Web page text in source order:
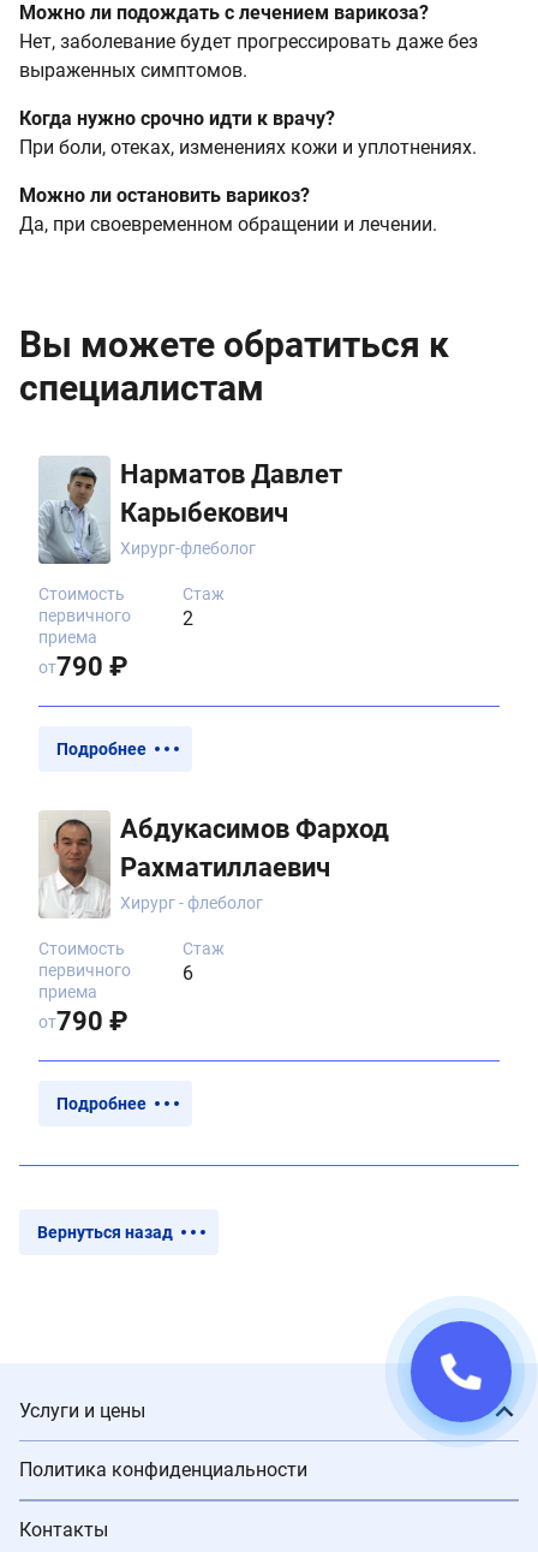
Можно ли подождать с лечением варикоза?
Нет, заболевание будет прогрессировать даже без
выраженных симптомов.
Когда нужно срочно идти к врачу?
При боли, отеках, изменениях кожи и уплотнениях.
Можно ли остановить варикоз?
Да, при своевременном обращении и лечении.
Вы можете обратиться к
специалистам
Нарматов Давлет
Карыбекович
Хирург-флеболог
Стаж
2
Стоимость
первичного
приема
от790 ₽
Подробнее
Абдукасимов Фарход
Рахматиллаевич
Хирург - флеболог
Стаж
6
Стоимость
первичного
приема
от790 ₽
Подробнее
Вернуться назад
Услуги и цены
Политика конфиденциальности
Контакты